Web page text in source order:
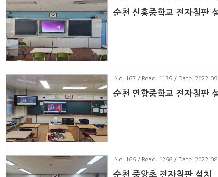
순천 신흥중학교 전자칠판
No . 167 / Read: 1139 / Date:
순천 연향중학교 전자칠판
No . 166 / Read: 1266 / Date:
순천 중앙초 전자칠판 설치